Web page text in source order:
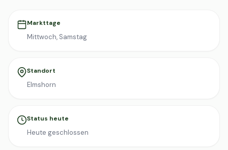
Markttage
Mittwoch, Samstag
Standort
Elmshorn
Status heute
Heute geschlossen